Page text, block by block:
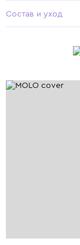
Состав и уход